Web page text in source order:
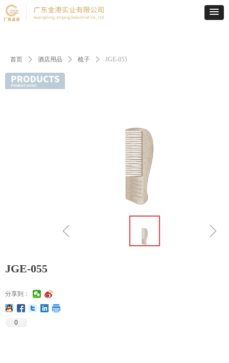
首页 ꄲ 酒店用品 ꄲ 梳子 ꄲ JGE-055
JGE-055
分享到：
0
ꁆ ꁇ